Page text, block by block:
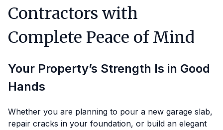
Contractors with
Complete Peace of Mind
Your Property’s Strength Is in Good
Hands
Whether you are planning to pour a new garage slab,
repair cracks in your foundation, or build an elegant